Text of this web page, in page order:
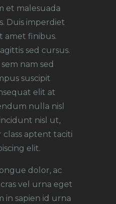
et malesuada
Duis imperdiet
amet finibus.
sed cursus.
nam sed
suscipit
elit at
nulla nisl
nisl ut,
class aptent taciti
elit.
dolor, ac
vel urna eget
in sapien id urna